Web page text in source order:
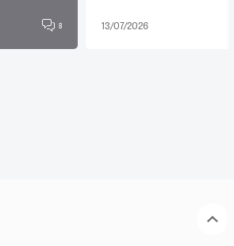
8 13/07/2026